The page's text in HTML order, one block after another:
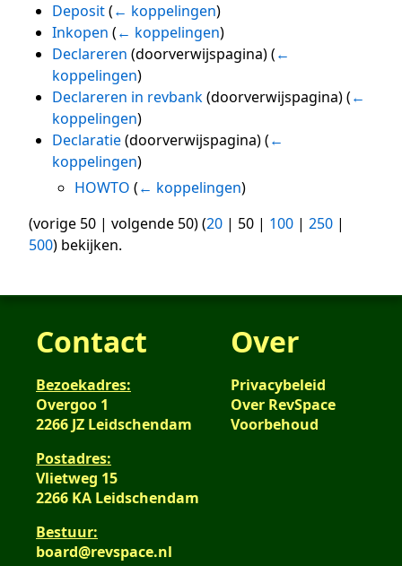
Deposit (← koppelingen)
Inkopen (← koppelingen)
Declareren (doorverwijspagina)(←
koppelingen)
Declareren in revbank(doorverwijspagina)(←
koppelingen)
Declaratie(doorverwijspagina)(←
koppelingen)
HOWTO (← koppelingen)
(vorige 50 | volgende 50) (20 | 50 | 100 | 250 |
500) bekijken.
Contact
Bezoekadres:
Overgoo 1
2266 JZ Leidschendam
Postadres:
Vlietweg 15
2266 KA Leidschendam
Bestuur:
board@revspace.nl
Over
Privacybeleid
Over RevSpace
Voorbehoud